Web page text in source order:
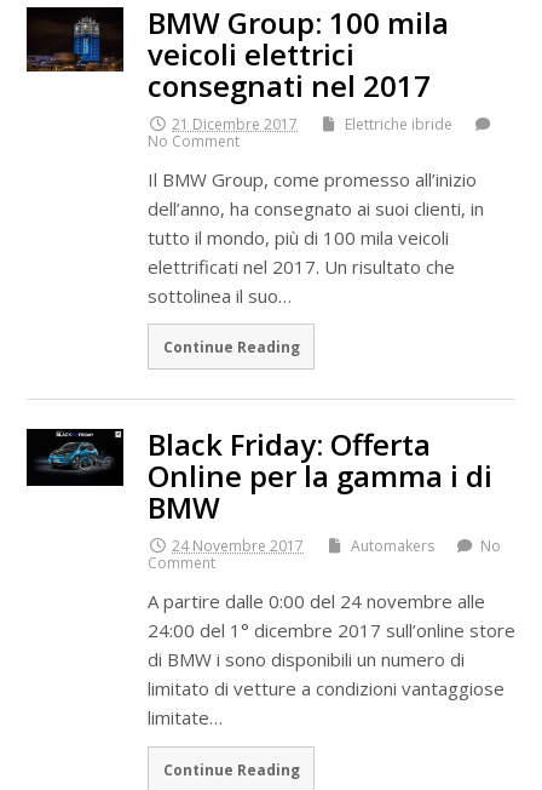
BMW Group: 100 mila
veicoli elettrici
consegnati nel 2017
21 Dicembre 2017
Elettriche ibride
No Comment
Il BMW Group, come promesso all’inizio
dell’anno, ha consegnato ai suoi clienti, in
tutto il mondo, più di 100 mila veicoli
elettrificati nel 2017. Un risultato che
sottolinea il suo…
Continue Reading
Black Friday: Offerta
Online per la gamma i di
BMW
24 Novembre 2017 Automakers
No
Comment
A partire dalle 0:00 del 24 novembre alle
24:00 del 1° dicembre 2017 sull’online store
di BMW i sono disponibili un numero di
limitato di vetture a condizioni vantaggiose
limitate…
Continue Reading